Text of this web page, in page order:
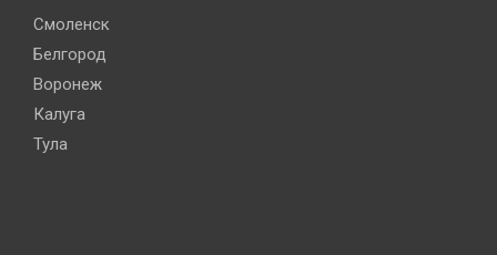
Смоленск
Белгород
Воронеж
Калуга
Тула